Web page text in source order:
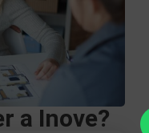
a Inove?